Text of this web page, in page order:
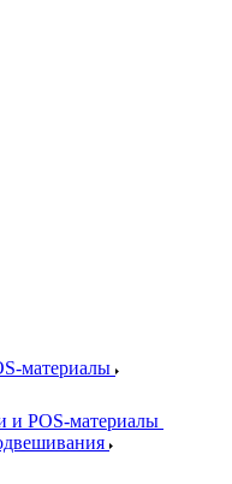
материалы
и POS-материалы